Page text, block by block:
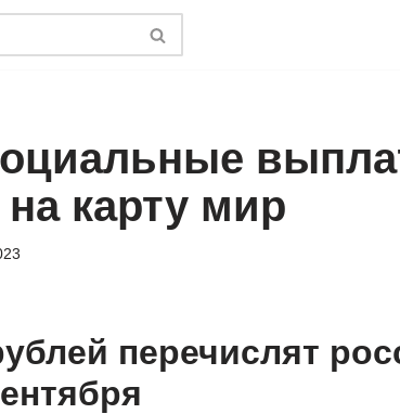
на карту мир
перечислят